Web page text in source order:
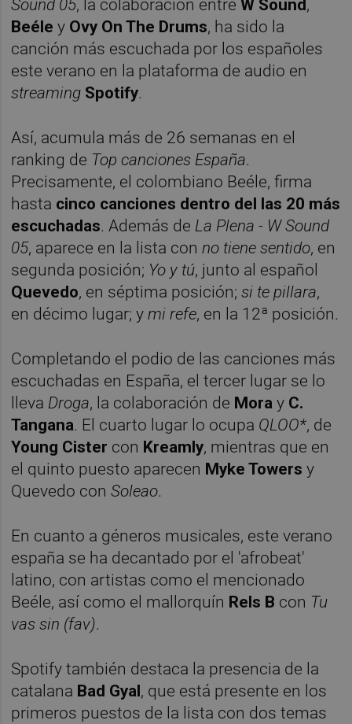
Sound 05, la colaboración entreW Sound,
Beéle y Ovy On The Drums, ha sido la
canción más escuchada por los españoles
este verano en la plataforma de audio en
streaming Spotify.
Así, acumula más de 26 semanas en el
ranking de Top canciones España.
Precisamente, el colombiano Beéle, firma
hasta cinco canciones dentro del las 20 más
escuchadas. Además de La Plena - W Sound
05, aparece en la lista con no tiene sentido, en
segunda posición; Yo y tú, junto al español
Quevedo, en séptima posición;si te pillara,
en décimo lugar; ymi refe, en la 12ª posición.
Completando el podio de las canciones más
escuchadas en España, el tercer lugar se lo
lleva Droga, la colaboración de Mora y C.
Tangana. El cuarto lugar lo ocupa QLOO*, de
Young Cister con Kreamly, mientras que en
el quinto puesto aparecen Myke Towers y
Quevedo conSoleao.
En cuanto a géneros musicales, este verano
españa se ha decantado por el 'afrobeat'
latino, con artistas como el mencionado
Beéle, así como el mallorquín Rels B con Tu
vas sin (fav).
Spotify también destaca la presencia de la
catalana Bad Gyal, que está presente en los
primeros puestos de la lista con dos temas